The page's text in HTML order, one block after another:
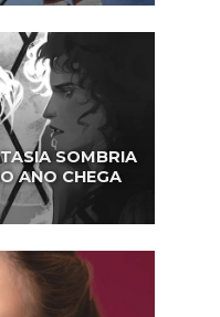
SOMBRIA
ANO CHEGA